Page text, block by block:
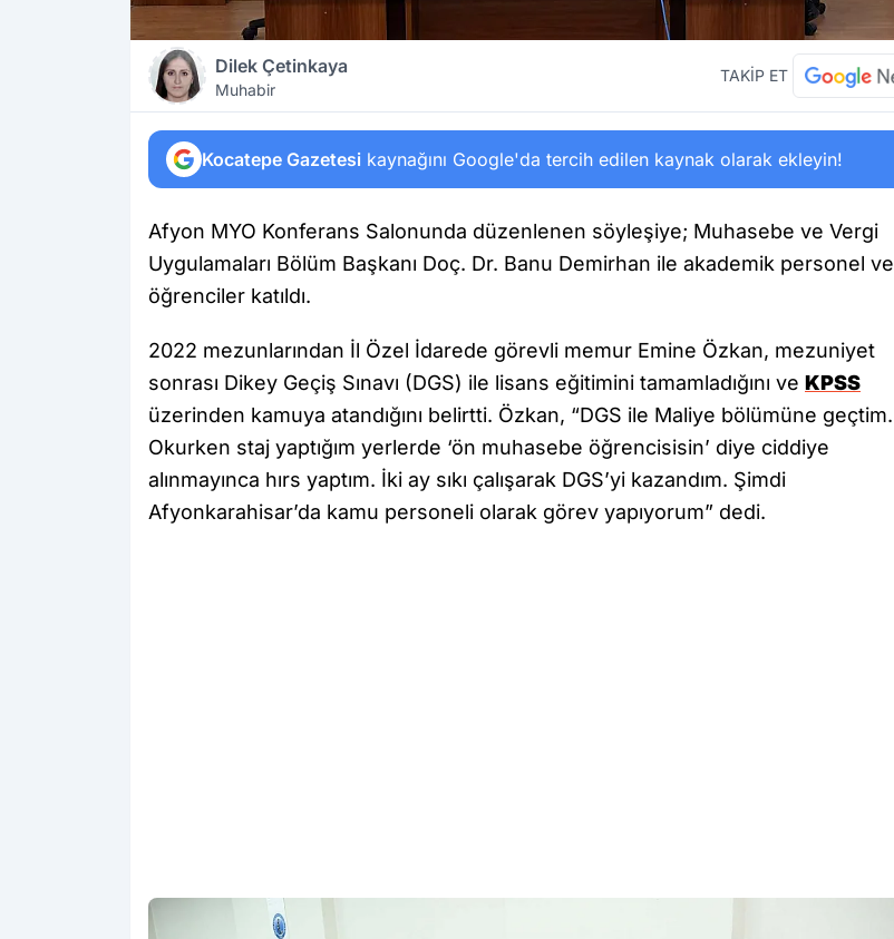
Dilek Çetinkaya
Muhabir
TAKİP ET
Kocatepe Gazetesi kaynağını Google'da tercih edilen kaynak olarak ekleyin!
Afyon MYO Konferans Salonunda düzenlenen söyleşiye; Muhasebe ve Vergi
Uygulamaları Bölüm Başkanı Doç. Dr. Banu Demirhan ile akademik personel ve
öğrenciler katıldı.
2022 mezunlarından İl Özel İdarede görevli memur Emine Özkan, mezuniyet
sonrası Dikey Geçiş Sınavı (DGS) ile lisans eğitimini tamamladığını ve KPSS
üzerinden kamuya atandığını belirtti. Özkan, “DGS ile Maliye bölümüne geçtim.
Okurken staj yaptığım yerlerde ‘ön muhasebe öğrencisisin’ diye ciddiye
alınmayınca hırs yaptım. İki ay sıkı çalışarak DGS’yi kazandım. Şimdi
Afyonkarahisar’da kamu personeli olarak görev yapıyorum” dedi.